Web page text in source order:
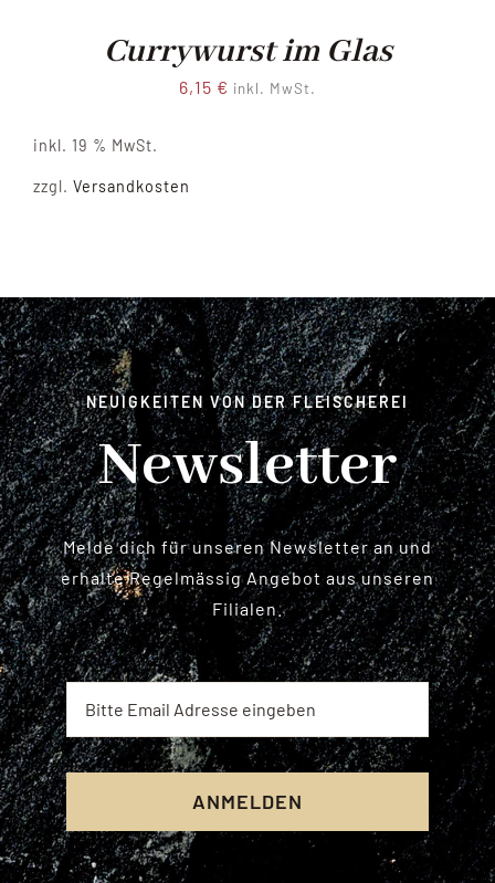
Currywurst im Glas
6,15 € inkl. MwSt.
inkl. 19 % MwSt.
zzgl. Versandkosten
NEUIGKEITEN VON DER FLEISCHEREI
Newsletter
Melde dich für unseren Newsletter an und
erhalte Regelmässig Angebot aus unseren
Filialen.
ANMELDEN